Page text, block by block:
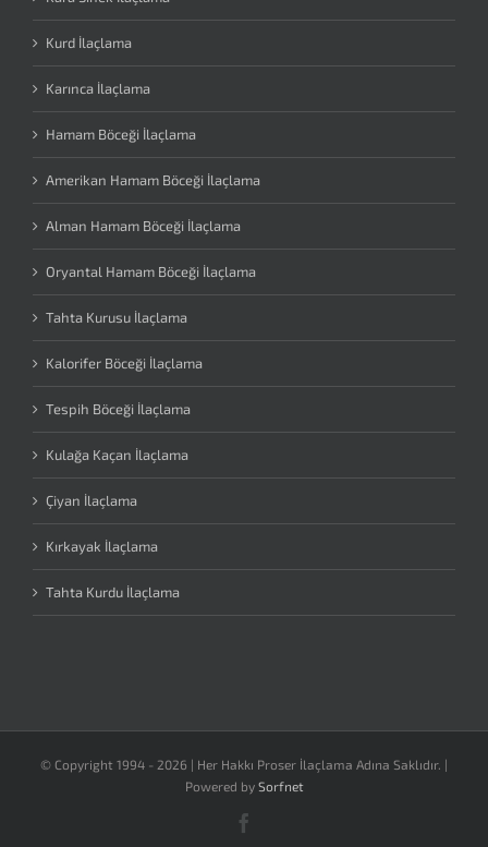
Kurd İlaçlama
Karınca İlaçlama
Hamam Böceği İlaçlama
Amerikan Hamam Böceği İlaçlama
Alman Hamam Böceği İlaçlama
Oryantal Hamam Böceği İlaçlama
Tahta Kurusu İlaçlama
Kalorifer Böceği İlaçlama
Tespih Böceği İlaçlama
Kulağa Kaçan İlaçlama
Çiyan İlaçlama
Kırkayak İlaçlama
Tahta Kurdu İlaçlama
© Copyright 1994 - 2026 | Her Hakkı Proser İlaçlama Adına Saklıdır. |
Powered by Sorfnet